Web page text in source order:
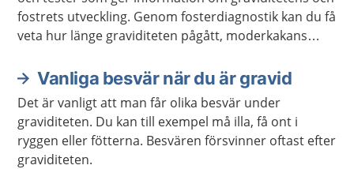
fostrets utveckling. Genom fosterdiagnostik kan du få
veta hur länge graviditeten pågått, moderkakans
kromosomavvikelser eller andra avvikelser med
graviditeten.
Vanliga besvär när du är gravid
Det är vanligt att man får olika besvär under
graviditeten. Du kan till exempel må illa, få ont i
ryggen eller fötterna. Besvären försvinner oftast efter
graviditeten.